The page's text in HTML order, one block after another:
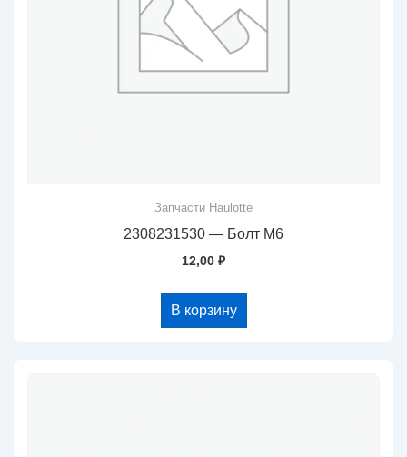
Запчасти Haulotte
2308231530 — Болт М6
12,00 ₽
В корзину